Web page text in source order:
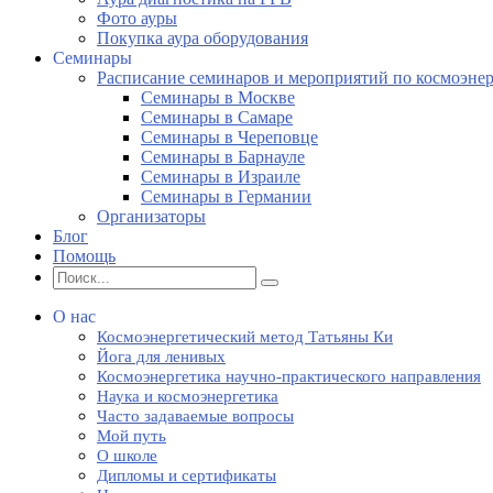
Фото ауры
Покупка аура оборудования
Семинары
Расписание семинаров и мероприятий по
Семинары в Москве
Семинары в Самаре
Семинары в Череповце
Семинары в Барнауле
Семинары в Израиле
Семинары в Германии
Организаторы
Блог
Помощь
О нас
Космоэнергетический метод Татьяны Ки
Йога для ленивых
Космоэнергетика научно-практического направления
Наука и космоэнергетика
Часто задаваемые вопросы
Мой путь
О школе
Дипломы и сертификаты